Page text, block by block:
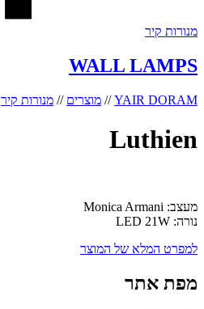
מנורות קיר
WALL LAMPS
YAIR DORAM
// מוצרים // מנורות קיר
Luthien
מעצב: Monica Armani
נורה: LED 21W
למפרט המלא של המוצר
מפת אתר